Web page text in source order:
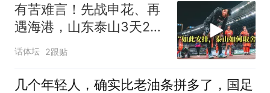
有苦难言！先战申花、再
遇海港，山东泰山3天2
战：谨防双线败北
话体坛 2跟贴
几个年轻人，确实比老油条拼多了，国足